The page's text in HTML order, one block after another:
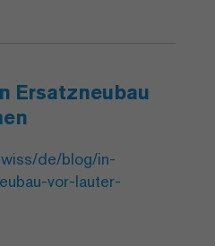
Ersatzneubau
de/blog/in-
vor-lauter-